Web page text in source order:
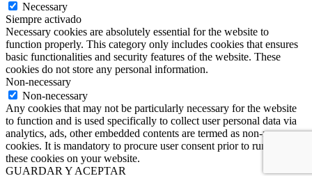
Necessary
Siempre activado
Necessary cookies are absolutely essential for the website to
function properly. This category only includes cookies that ensures
basic functionalities and security features of the website. These
cookies do not store any personal information.
Non-necessary
Non-necessary
Any cookies that may not be particularly necessary for the website
to function and is used specifically to collect user personal data via
analytics, ads, other embedded contents are termed as non-necessary
cookies. It is mandatory to procure user consent prior to running
these cookies on your website.
GUARDAR Y ACEPTAR